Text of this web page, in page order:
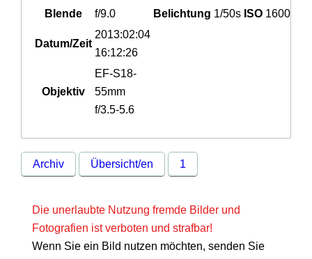
Blende
f/9.0 Belichtung 1/50s ISO 1600
Datum/Zeit
2013:02:04
16:12:26
Objektiv
EF-S18-
55mm
f/3.5-5.6
Archiv Übersicht/en 1
Die unerlaubte Nutzung fremde Bilder und
Fotografien ist verboten und strafbar!
Wenn Sie ein Bild nutzen möchten, senden Sie